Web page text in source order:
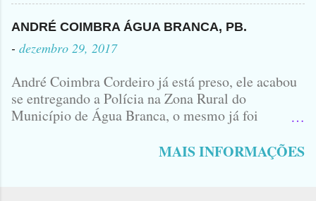
Companhia de dois Elementos. [83]9
98356406 - Se você souber de alguma
Informação, favor avisar através deste
Luciana, ela tá Desesperada.
ANDRÉ COIMBRA ÁGUA BRANCA, PB.
- dezembro 29, 2017
André Coimbra Cordeiro já está preso, ele acabou
se entregando a Polícia na Zona Rural do
Município de Água Branca, o mesmo já foi
cedo, tinha surgido a informação que, o acusado,
MAIS INFORMAÇÕES